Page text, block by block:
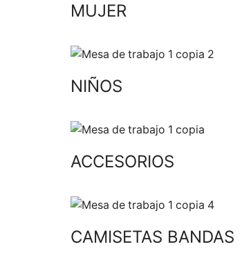
MUJER
NIÑOS
ACCESORIOS
CAMISETAS BANDAS